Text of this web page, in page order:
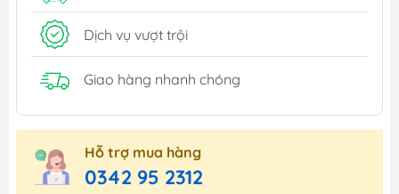
Dịch vụ vượt trội
Giao hàng nhanh chóng
Hỗ trợ mua hàng
0342 95 2312